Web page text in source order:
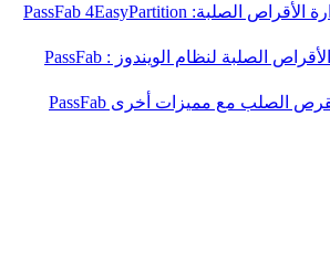
الأداة متخصصة في إدارة الأقراص الصلبة: PassFab 4EasyPartition
برنامج إدارة و تقسيم الأقراص الصلبة لنظام الويندوز : PassFab
برنامج التعديل على القرص الصلب مع مميزات أخرى PassFab